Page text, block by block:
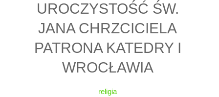
UROCZYSTOŚĆ ŚW.
JANA CHRZCICIELA
PATRONA KATEDRY I
WROCŁAWIA
religia